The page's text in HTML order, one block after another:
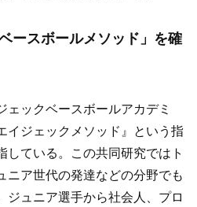
ースボールメソッド」を確
ックベースボールアカデミ
イジェックメソッド』という指
している。この共同研究ではト
ニア世代の発達などの分野でも
ジュニア選手から社会人、プロ